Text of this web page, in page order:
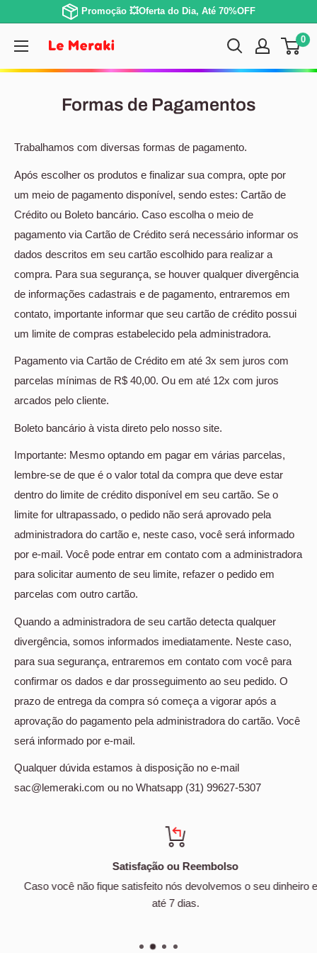
Promoção 💥Oferta do Dia, Até 70%OFF
0
Formas de Pagamentos
Trabalhamos com diversas formas de pagamento.
Após escolher os produtos e finalizar sua compra, opte por
um meio de pagamento disponível, sendo estes: Cartão de
Crédito ou Boleto bancário. Caso escolha o meio de
pagamento via Cartão de Crédito será necessário informar os
dados descritos em seu cartão escolhido para realizar a
compra. Para sua segurança, se houver qualquer divergência
de informações cadastrais e de pagamento, entraremos em
contato, importante informar que seu cartão de crédito possui
um limite de compras estabelecido pela administradora.
Pagamento via Cartão de Crédito em até 3x sem juros com
parcelas mínimas de R$ 40,00. Ou em até 12x com juros
arcados pelo cliente.
Boleto bancário à vista direto pelo nosso site.
Importante: Mesmo optando em pagar em várias parcelas,
lembre-se de que é o valor total da compra que deve estar
dentro do limite de crédito disponível em seu cartão. Se o
limite for ultrapassado, o pedido não será aprovado pela
administradora do cartão e, neste caso, você será informado
por e-mail. Você pode entrar em contato com a administradora
para solicitar aumento de seu limite, refazer o pedido em
parcelas com outro cartão.
Quando a administradora de seu cartão detecta qualquer
divergência, somos informados imediatamente. Neste caso,
para sua segurança, entraremos em contato com você para
confirmar os dados e dar prosseguimento ao seu pedido. O
prazo de entrega da compra só começa a vigorar após a
aprovação do pagamento pela administradora do cartão. Você
será informado por e-mail.
Qualquer dúvida estamos à disposição no e-mail
sac@lemeraki.com ou no Whatsapp (31) 99627-5307
Satisfação ou Reembolso
Caso você não fique satisfeito nós devolvemos o seu dinheiro em
até 7 dias.